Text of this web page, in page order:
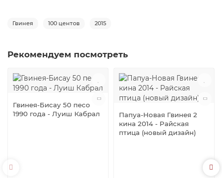
Гвинея 100 центов 2015
Рекомендуем посмотреть
Гвинея-Бисау 50 песо
1990 года - Луиш Кабрал
Папуа-Новая Гвинея 2
кина 2014 - Райская
птица (новый дизайн)